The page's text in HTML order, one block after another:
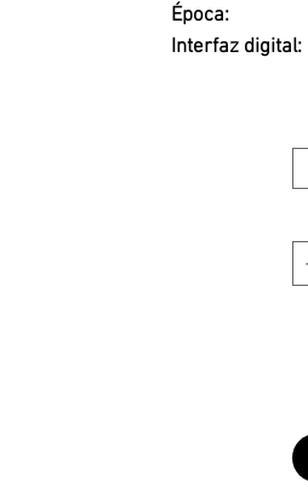
Época:
Interfaz digital: